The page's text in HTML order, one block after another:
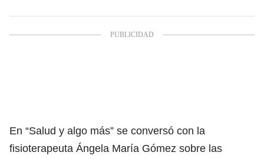
En “Salud y algo más” se conversó con la
fisioterapeuta Ángela María Gómez sobre las